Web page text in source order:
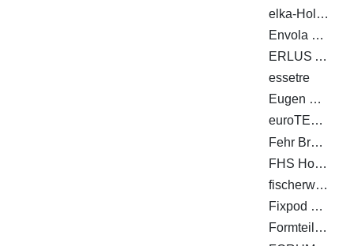
elka-Holzwerke GmbH
Envola GmbH
ERLUS AG
essetre
Eugen Decker Holz­industrie GmbH & Co. KG
euroTECH Vertriebs GmbH
Fehr Braunwalder AG
FHS Holzbau GmbH
fischerwerke GmbH & Co. KG
Fixpod GmbH
Formteilbau Schmitt GmbH & Co. KG